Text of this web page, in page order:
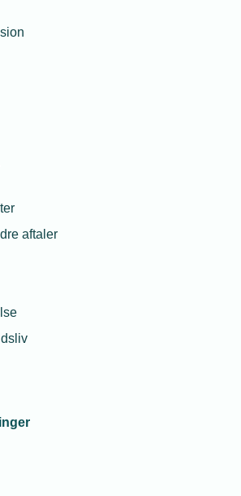
aftaler
Agreements 2023-